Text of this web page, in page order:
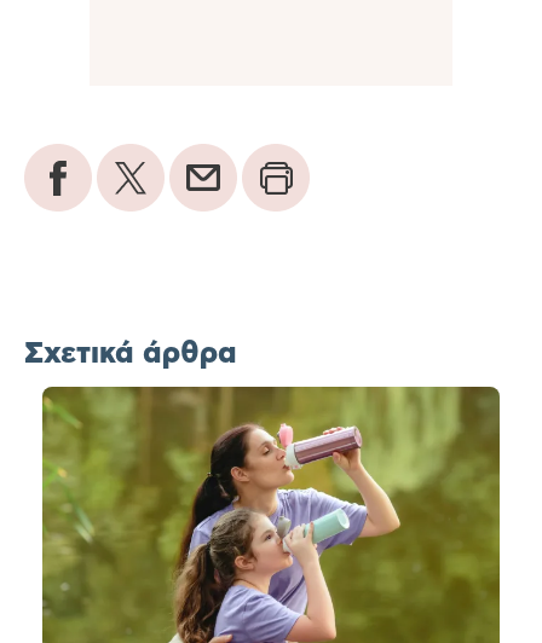
Σχετικά άρθρα